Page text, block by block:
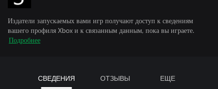
Издатели запускаемых вами игр получают доступ к сведениям
вашего профиля Xbox и к связанным данным, пока вы играете.
Подробнее
СВЕДЕНИЯ ОТЗЫВЫ ЕЩЕ